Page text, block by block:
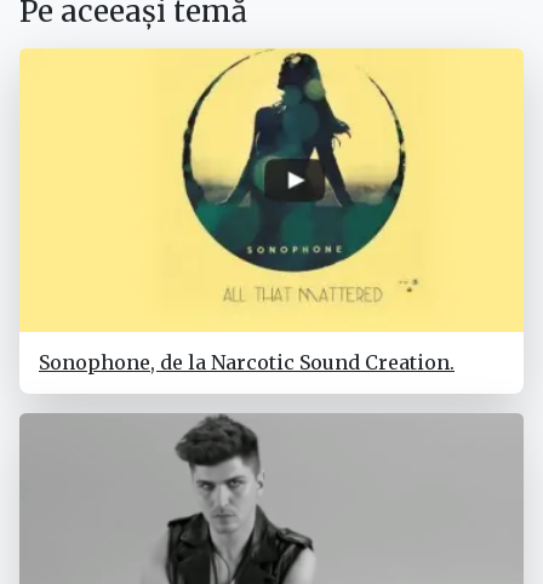
Pe aceeași temă
Sonophone, de la Narcotic Sound Creation.